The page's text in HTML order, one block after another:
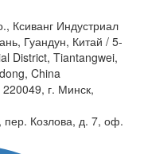
Ксиванг Индустриал
Гуандун, Китай / 5-
District, Tiantangwei,
China
г. Минск,
пер. Козлова, д. 7, оф.